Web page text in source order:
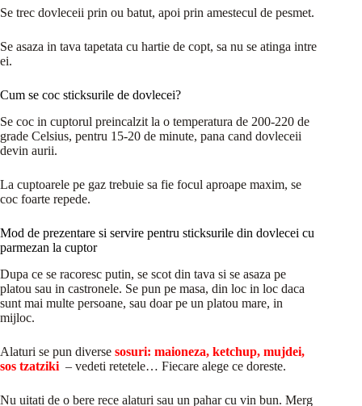
Se trec dovleceii prin ou batut, apoi prin amestecul de pesmet.
Se asaza in tava tapetata cu hartie de copt, sa nu se atinga intre
ei.
Cum se coc sticksurile de dovlecei?
Se coc in cuptorul preincalzit la o temperatura de 200-220 de
grade Celsius, pentru 15-20 de minute, pana cand dovleceii
devin aurii.
La cuptoarele pe gaz trebuie sa fie focul aproape maxim, se
coc foarte repede.
Mod de prezentare si servire pentru sticksurile din dovlecei cu
parmezan la cuptor
Dupa ce se racoresc putin, se scot din tava si se asaza pe
platou sau in castronele. Se pun pe masa, din loc in loc daca
sunt mai multe persoane, sau doar pe un platou mare, in
mijloc.
Alaturi se pun diverse sosuri: maioneza, ketchup, mujdei,
sos tzatziki – vedeti retetele… Fiecare alege ce doreste.
Nu uitati de o bere rece alaturi sau un pahar cu vin bun. Merg